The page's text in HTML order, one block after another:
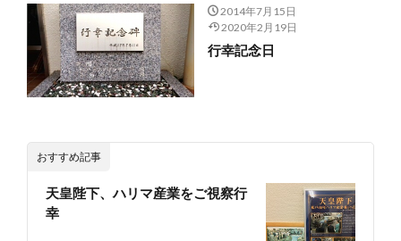
2014年7月15日
2020年2月19日
行幸記念日
おすすめ記事
天皇陛下、ハリマ産業をご視察行
幸